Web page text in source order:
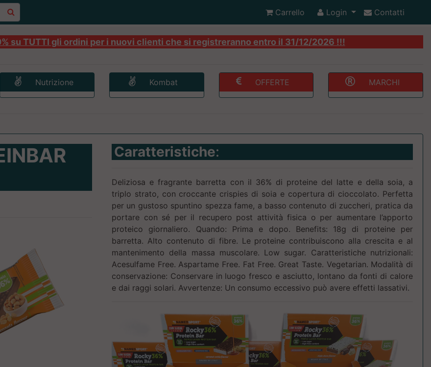
Carrello Login Contatti
su TUTTI gli ordini per i nuovi clienti che si registreranno entro il 31/12/2026 !!!
Nutrizione Kombat OFFERTE MARCHI
Caratteristiche:
Deliziosa e fragrante barretta con il 36% di proteine del latte e della soia, a
triplo strato, con croccante crispies di soia e copertura di cioccolato. Perfetta
per un gustoso spuntino spezza fame, a basso contenuto di zuccheri, pratica da
portare con sé per il recupero post attività fisica o per aumentare l’apporto
proteico giornaliero. Quando: Prima e dopo. Benefits: 18g di proteine per
barretta. Alto contenuto di fibre. Le proteine contribuiscono alla crescita e al
mantenimento della massa muscolare. Low sugar. Caratteristiche nutrizionali:
Acesulfame Free. Aspartame Free. Fat Free. Great Taste. Vegetarian. Modalità di
conservazione: Conservare in luogo fresco e asciutto, lontano da fonti di calore
e dai raggi solari. Avvertenze: Un consumo eccessivo può avere effetti lassativi.